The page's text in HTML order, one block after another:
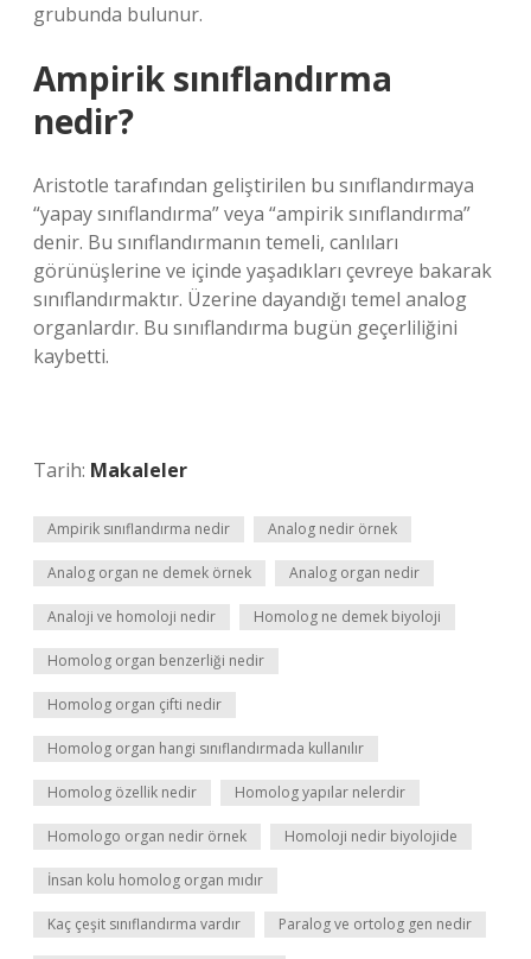
grubunda bulunur.
Ampirik sınıflandırma
nedir?
Aristotle tarafından geliştirilen bu sınıflandırmaya
“yapay sınıflandırma” veya “ampirik sınıflandırma”
denir. Bu sınıflandırmanın temeli, canlıları
görünüşlerine ve içinde yaşadıkları çevreye bakarak
sınıflandırmaktır. Üzerine dayandığı temel analog
organlardır. Bu sınıflandırma bugün geçerliliğini
kaybetti.
Tarih: Makaleler
Ampirik sınıflandırma nedir Analog nedir örnek
Analog organ ne demek örnek Analog organ nedir
Analoji ve homoloji nedir Homolog ne demek biyoloji
Homolog organ benzerliği nedir
Homolog organ çifti nedir
Homolog organ hangi sınıflandırmada kullanılır
Homolog özellik nedir Homolog yapılar nelerdir
Homologo organ nedir örnek Homoloji nedir biyolojide
İnsan kolu homolog organ mıdır
Kaç çeşit sınıflandırma vardır Paralog ve ortolog gen nedir